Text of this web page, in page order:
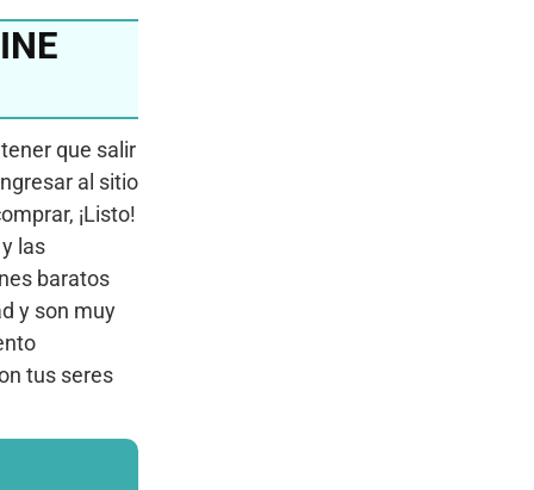
que salir
al sitio
¡Listo!
las
baratos
y son muy
tus seres